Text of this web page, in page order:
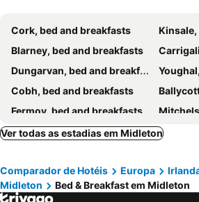
Cork, bed and breakfasts
Blarney, bed and breakfasts
Dungarvan, bed and breakfasts
Cobh, bed and breakfasts
Fermoy, bed and breakfasts
Monkstown, bed and breakfasts
Mallow, bed and breakfasts
Lismore, bed and breakfasts
Ver todas as estadias em Midleton
Comparador de Hotéis Europa
Midleton
Bed & Breakfast em Midleton